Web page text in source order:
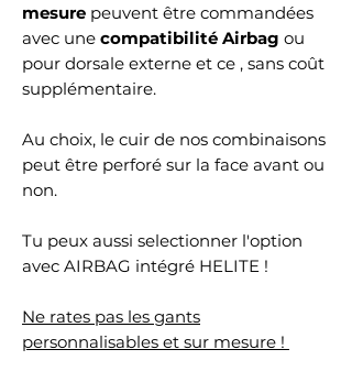
mesure peuvent être commandées
avec une compatibilité Airbag ou
pour dorsale externe et ce , sans coût
supplémentaire.
Au choix, le cuir de nos combinaisons
peut être perforé sur la face avant ou
non.
Tu peux aussi selectionner l'option
avec AIRBAG intégré HELITE !
Ne rates pas les gants
personnalisables et sur mesure !